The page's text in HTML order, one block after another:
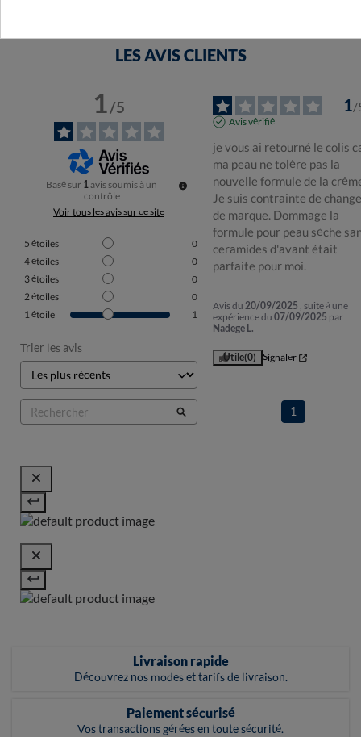
LES AVIS CLIENTS
1/5
Basé sur 1avis soumis à un
contrôle
Voir tous les avis sur ce site
5 étoiles
0
4étoiles
0
3étoiles
0
2étoiles
0
1étoile 1
Trier les avis
1/
Avis vérifié
je vous ai retourné le colis
ma peau ne tolère pas la
nouvelle formule de la
Je suis contrainte de
de marque. Dommage la
formule pour peau sèche
ceramides d'avant était
parfaite pour moi.
Avis du20/09/2025 , suite à une
expérience du07/09/2025 par
Nadege L.
Utile(0) Signaler
1
Livraison rapide
Découvrez nos modes et tarifs de livraison.
Paiement sécurisé
Vos transactions gérées en toute sécurité.